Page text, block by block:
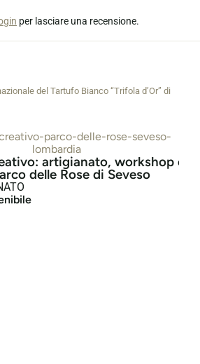
per lasciare una recensione.
del Tartufo Bianco “Trifola d’Or” di
artigianato, workshop e
delle Rose di Seveso